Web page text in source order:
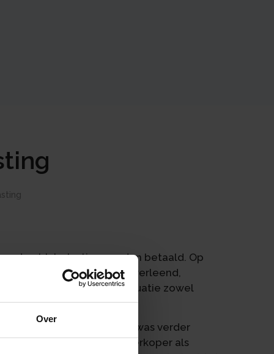
Over
worden betaald. Op
worden verleend,
voorwaarde de oude situatie zowel
voorwaarde. In de akte was verder
zou betalen aan de verkoper als